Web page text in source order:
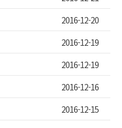
2016-12-20
2016-12-19
2016-12-19
2016-12-16
2016-12-15